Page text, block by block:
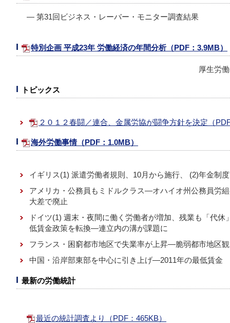
― 第31回ビジネス・レーバー・モニター調査結果
特別企画 平成23年 労働経済の年間分析（PDF：3.9MB）
厚生労
トピックス
２０１２春闘／連合、金属労協が闘争方針を決定（
海外労働事情（PDF：1.0MB）
イギリス(1) 派遣労働者規則、10月から施行、 (2)年金制
アメリカ・公務員もミドルクラス―オハイオ州公務員労
大差で廃止
ドイツ(1) 週末・夜間に働く労働者が増加、残業も「代
低賃金政策を転換―連立内の溝が課題に
フランス・困窮都市地区で失業率が上昇―脆弱都市地区
中国・沿岸部東部を中心に引き上げ―2011年の最低賃金
最新の労働統計
最近の統計調査より（PDF：465KB）